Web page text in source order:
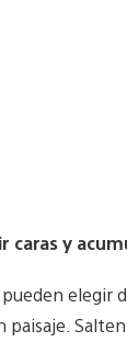
caras y
elegir
paisaje.